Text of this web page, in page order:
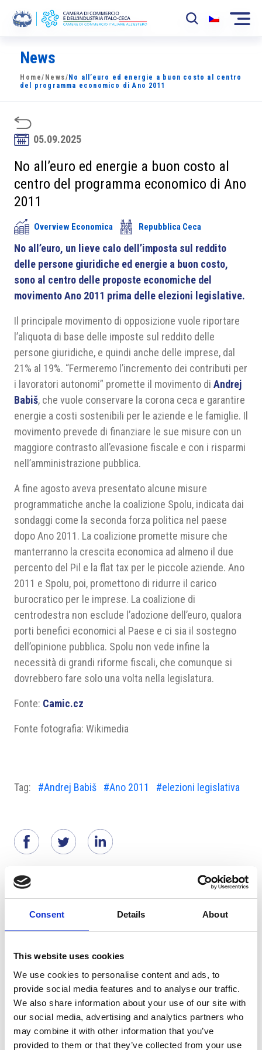
Consent Details About
This website uses cookies
We use cookies to personalise content and ads, to
provide social media features and to analyse our traffic.
We also share information about your use of our site with
our social media, advertising and analytics partners who
may combine it with other information that you’ve
provided to them or that they’ve collected from your use
La Camera
News
Sviluppo Mercato
Soci
Partner
Area riservata
News
Home/ News/ No all’euro ed energie a buon costo al centro
del programma economico di Ano 2011
05.09.2025
No all’euro ed energie a buon costo al
centro del programma economico di Ano
2011
Overview Economica Repubblica Ceca
No all’euro, un lieve calo dell’imposta sul reddito
delle persone giuridiche ed energie a buon costo,
sono al centro delle proposte economiche del
movimento Ano 2011 prima delle elezioni legislative.
Il principale movimento di opposizione vuole riportare
l’aliquota di base delle imposte sul reddito delle
persone giuridiche, e quindi anche delle imprese, dal
21% al 19%. “Fermeremo l’incremento dei contributi per
i lavoratori autonomi” promette il movimento di Andrej
Babiš, che vuole conservare la corona ceca e garantire
energie a costi sostenibili per le aziende e le famiglie. Il
movimento prevede di finanziare le sue misure con un
maggiore contrasto all’evasione fiscale e con i risparmi
nell’amministrazione pubblica.
A fine agosto aveva presentato alcune misure
programmatiche anche la coalizione Spolu, indicata dai
sondaggi come la seconda forza politica nel paese
dopo Ano 2011. La coalizione promette misure che
manterranno la crescita economica ad almeno il due
percento del Pil e la flat tax per le piccole aziende. Ano
2011 e Spolu, poi, promettono di ridurre il carico
burocratico per le imprese. La coalizione di
centrodestra non esclude l’adozione dell’euro, qualora
porti benefici economici al Paese e ci sia il sostegno
dell’opinione pubblica. Spolu non vede infine la
necessità di grandi riforme fiscali, che comunque si
dovrebbero fare solo una volta nella legislatura.
Fonte: Camic.cz
Fonte fotografia: Wikimedia
Tag: #Andrej Babiš #Ano 2011 #elezioni legislativa
Suggeriti per te